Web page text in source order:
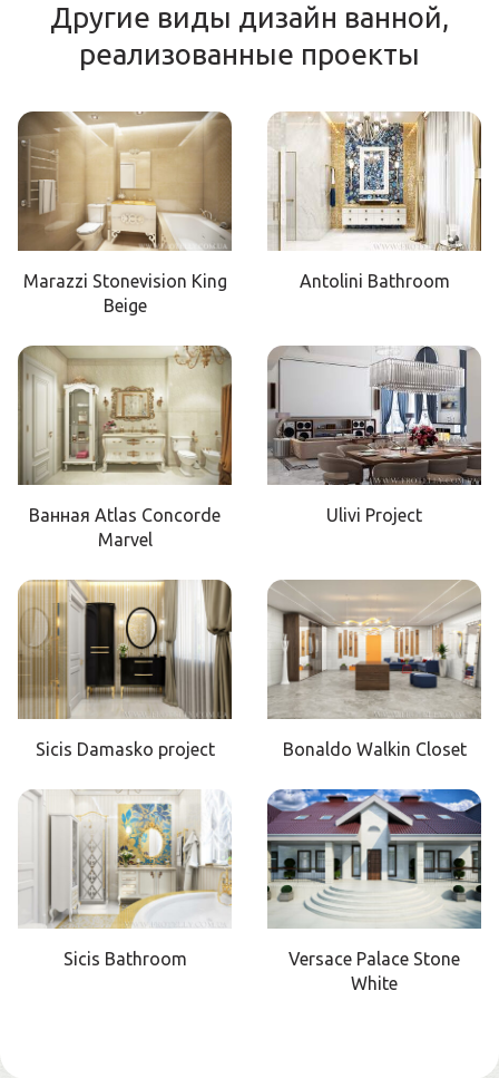
Другие виды дизайн ванной,
реализованные проекты
Marazzi Stonevision King
Beige
Antolini Bathroom
Ванная Atlas Concorde
Marvel
Ulivi Project
Sicis Damasko project Bonaldo Walkin Closet
Sicis Bathroom
Versace Palace Stone
White